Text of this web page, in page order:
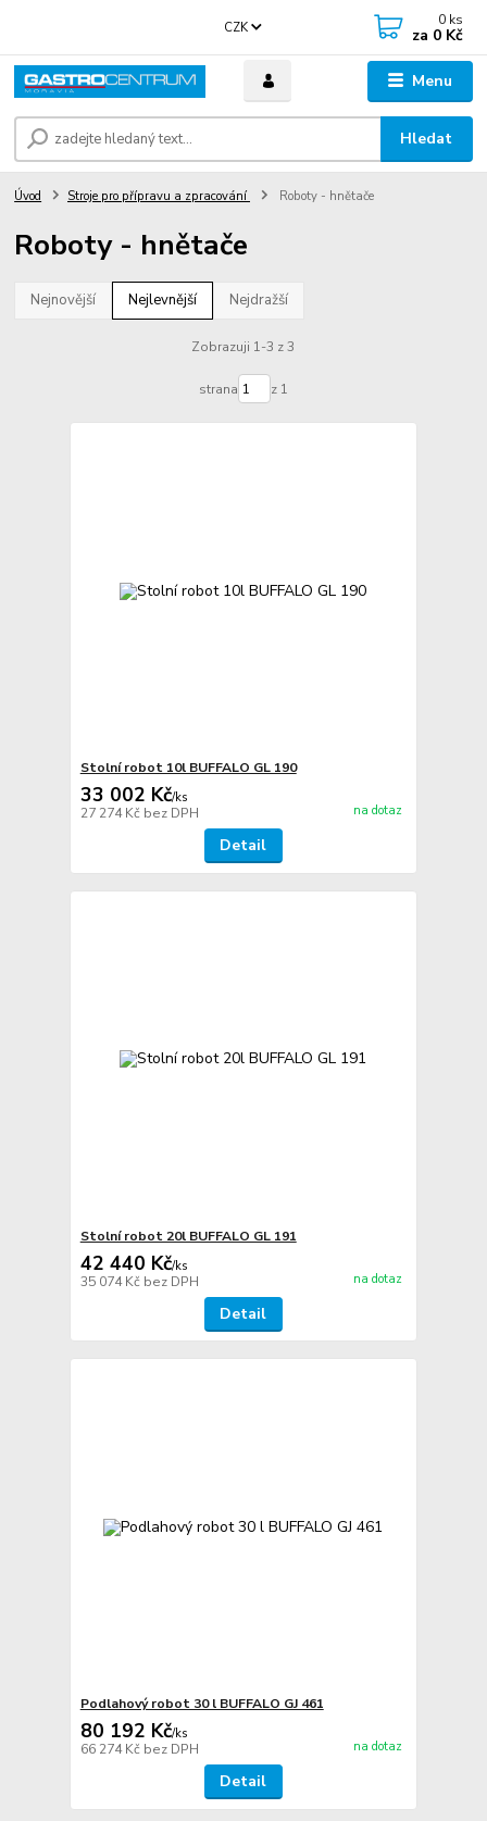
Menu
CZK
Hledat
0 ks
za 0 Kč
Úvod Stroje pro přípravu a zpracování Roboty - hnětače
Roboty - hnětače
Nejnovější Nejlevnější Nejdražší
Zobrazuji 1-3 z 3
strana z 1
Stolní robot 10l BUFFALO GL 190
33 002 Kč/ks
27 274 Kč bez DPH na dotaz
Detail
Stolní robot 20l BUFFALO GL 191
42 440 Kč/ks
35 074 Kč bez DPH na dotaz
Detail
Podlahový robot 30 l BUFFALO GJ 461
80 192 Kč/ks
66 274 Kč bez DPH na dotaz
Detail